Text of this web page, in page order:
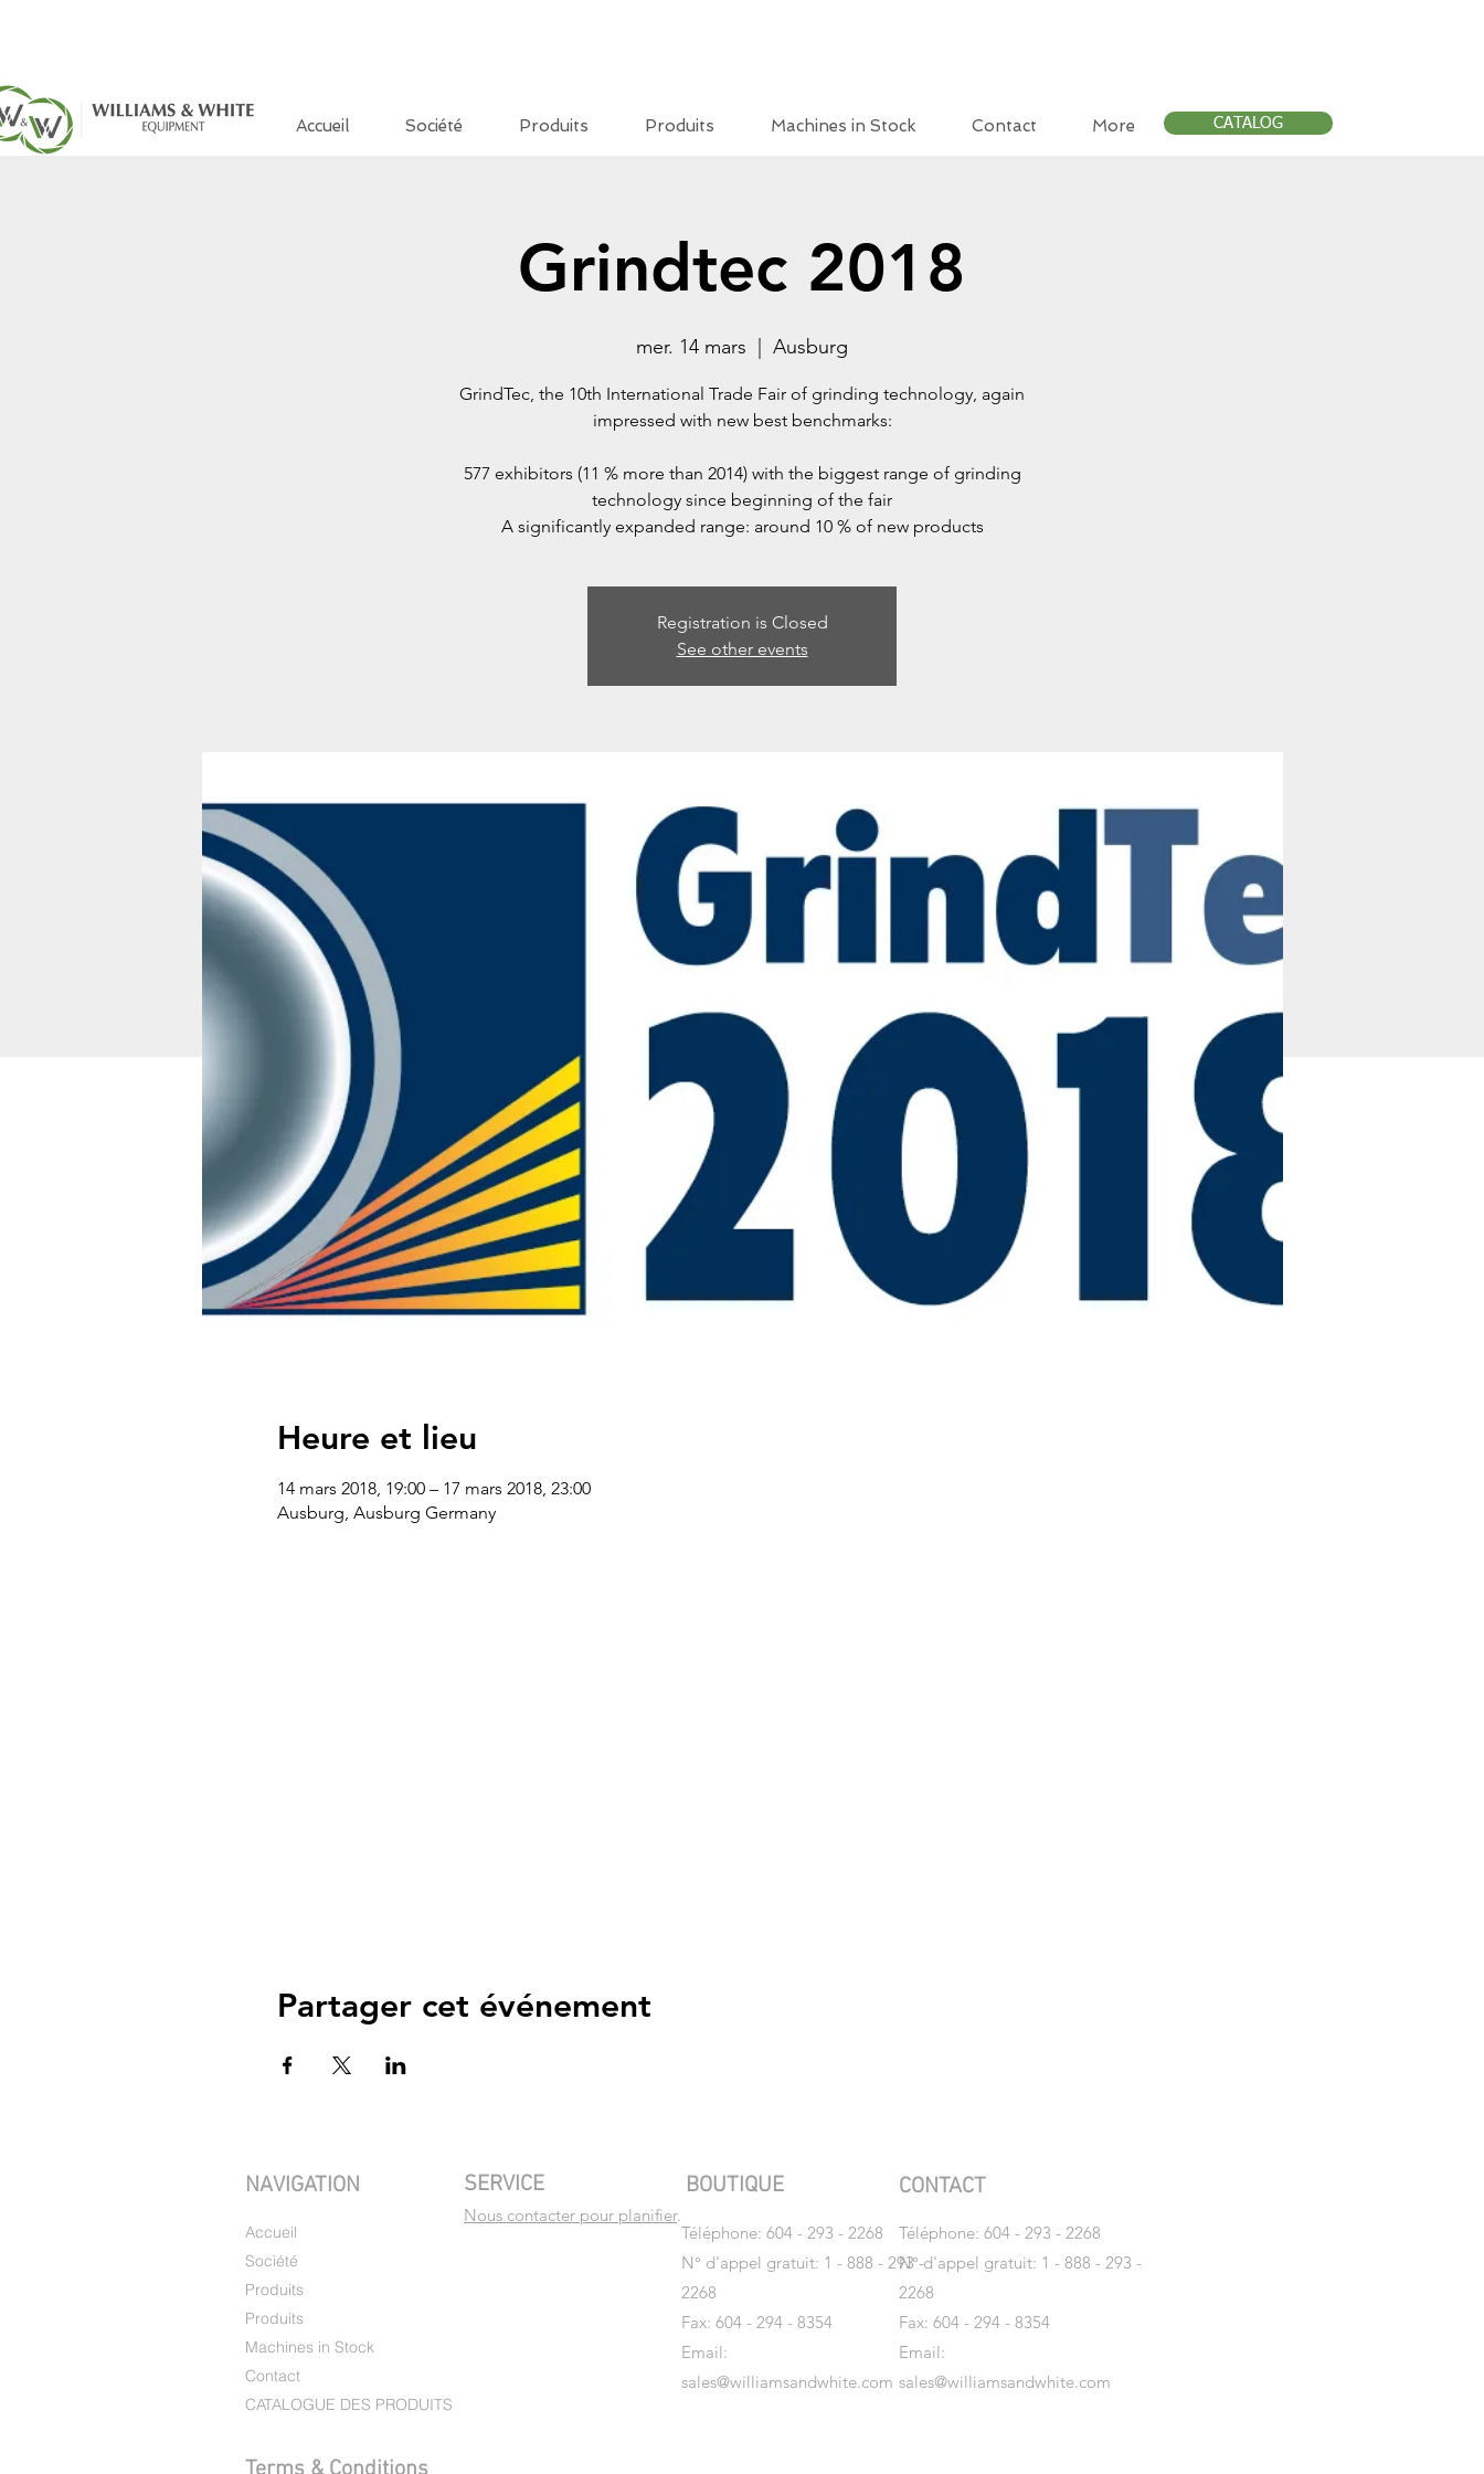
Accueil Société Produits Produits Machines in Stock Contact More CATALOG
Grindtec 2018
mer. 14 mars Ausburg
GrindTec, the 10th International Trade Fair of grinding technology, again
impressed with new best benchmarks:
577 exhibitors (11 % more than 2014) with the biggest range of grinding
technology since beginning of the fair
A significantly expanded range: around 10 % of new products
Registration is Closed
See other events
Heure et lieu
14 mars 2018, 19:00 – 17 mars 2018, 23:00
Ausburg, Ausburg Germany
Partager cet événement
NAVIGATION SERVICE
Nous contacter pour planifier.
Accueil
Société
Produits
Produits
Machines in Stock
Contact
CATALOGUE DES PRODUITS
BOUTIQUE CONTACT
Téléphone: 604 - 293 - 2268
N° d'appel gratuit: 1 - 888 - 293 -
2268
Fax: 604 - 294 - 8354
Email:
sales@williamsandwhite.com
Téléphone: 604 - 293 - 2268
N° d'appel gratuit: 1 - 888 - 293 -
2268
Fax: 604 - 294 - 8354
Email:
sales@williamsandwhite.com